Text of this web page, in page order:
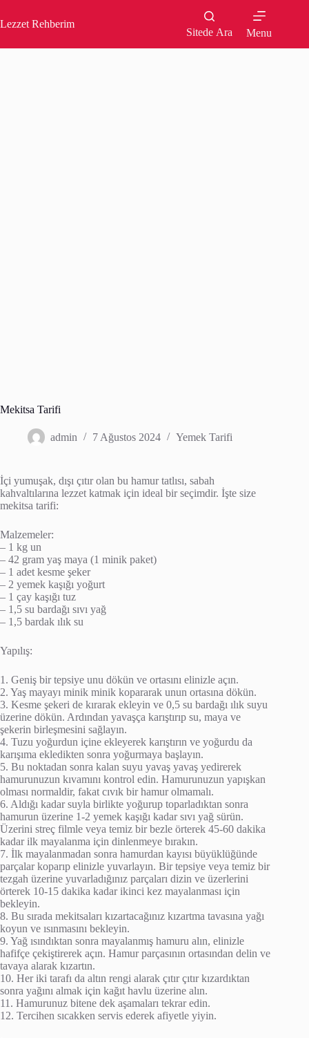
to
content
Lezzet Rehberim
Sitede Ara Menu
Mekitsa Tarifi
admin 7 Ağustos 2024 Yemek Tarifi
İçi yumuşak, dışı çıtır olan bu hamur tatlısı, sabah
kahvaltılarına lezzet katmak için ideal bir seçimdir. İşte size
mekitsa tarifi:
Malzemeler:
– 1 kg un
– 42 gram yaş maya (1 minik paket)
– 1 adet kesme şeker
– 2 yemek kaşığı yoğurt
– 1 çay kaşığı tuz
– 1,5 su bardağı sıvı yağ
– 1,5 bardak ılık su
Yapılış:
1. Geniş bir tepsiye unu dökün ve ortasını elinizle açın.
2. Yaş mayayı minik minik kopararak unun ortasına dökün.
3. Kesme şekeri de kırarak ekleyin ve 0,5 su bardağı ılık suyu
üzerine dökün. Ardından yavaşça karıştırıp su, maya ve
şekerin birleşmesini sağlayın.
4. Tuzu yoğurdun içine ekleyerek karıştırın ve yoğurdu da
karışıma ekledikten sonra yoğurmaya başlayın.
5. Bu noktadan sonra kalan suyu yavaş yavaş yedirerek
hamurunuzun kıvamını kontrol edin. Hamurunuzun yapışkan
olması normaldir, fakat cıvık bir hamur olmamalı.
6. Aldığı kadar suyla birlikte yoğurup toparladıktan sonra
hamurun üzerine 1-2 yemek kaşığı kadar sıvı yağ sürün.
Üzerini streç filmle veya temiz bir bezle örterek 45-60 dakika
kadar ilk mayalanma için dinlenmeye bırakın.
7. İlk mayalanmadan sonra hamurdan kayısı büyüklüğünde
parçalar koparıp elinizle yuvarlayın. Bir tepsiye veya temiz bir
tezgah üzerine yuvarladığınız parçaları dizin ve üzerlerini
örterek 10-15 dakika kadar ikinci kez mayalanması için
bekleyin.
8. Bu sırada mekitsaları kızartacağınız kızartma tavasına yağı
koyun ve ısınmasını bekleyin.
9. Yağ ısındıktan sonra mayalanmış hamuru alın, elinizle
hafifçe çekiştirerek açın. Hamur parçasının ortasından delin ve
tavaya alarak kızartın.
10. Her iki tarafı da altın rengi alarak çıtır çıtır kızardıktan
sonra yağını almak için kağıt havlu üzerine alın.
11. Hamurunuz bitene dek aşamaları tekrar edin.
12. Tercihen sıcakken servis ederek afiyetle yiyin.